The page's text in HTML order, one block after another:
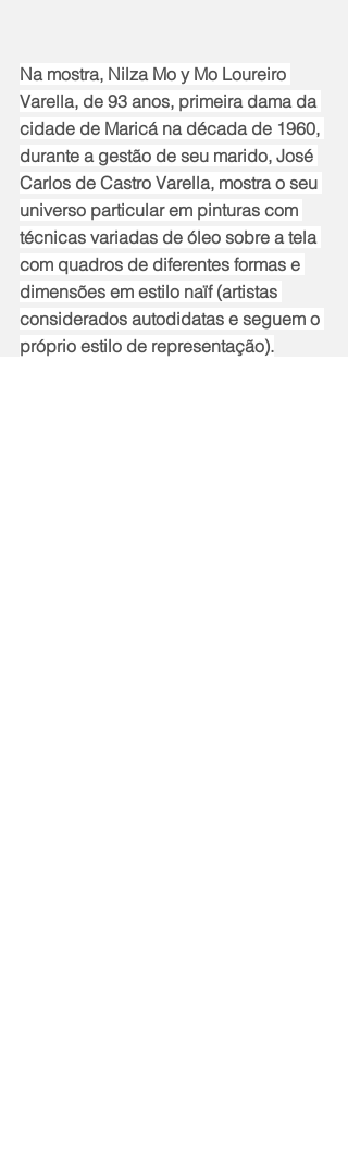
Na mostra, Nilza Mo y Mo Loureiro
Varella, de 93 anos, primeira dama da
cidade de Maricá na década de 1960,
durante a gestão de seu marido, José
Carlos de Castro Varella, mostra o seu
universo particular em pinturas com
técnicas variadas de óleo sobre a tela
com quadros de diferentes formas e
dimensões em estilo naïf (artistas
considerados autodidatas e seguem o
próprio estilo de representação).